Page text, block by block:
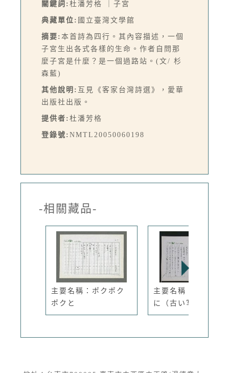
關鍵詞: 杜潘芳格 ｜子宮
典藏單位: 國立臺灣文學館
摘要: 本首詩為四行。其內容描述，一個
子宮生出各式各樣的生命。作者自問那
麼子宮是什麼？是一個過路站。(文/ 杉
森藍)
其他說明: 互見《客家台灣詩選》，愛華
出版社出版。
提供者: 杜潘芳格
登錄號: NMTL20050060198
-相關藏品-
主要名稱：ポクポク
ポクと
主要名稱：アルバム
に（古い写...